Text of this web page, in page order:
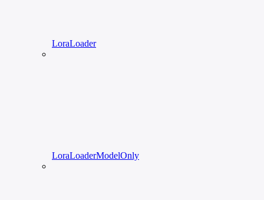
LoraLoader
LoraLoaderModelOnly